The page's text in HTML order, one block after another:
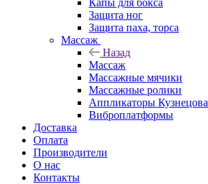
Капы для бокса
Защита ног
Защита паха, торса
Массаж
Назад
Массаж
Массажные мячики
Массажные ролики
Аппликаторы Кузнецова
Виброплатформы
Доставка
Оплата
Производители
О нас
Контакты